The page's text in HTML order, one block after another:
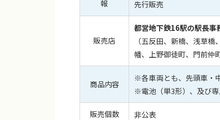
報
先行販売
販売店
都営地下鉄16駅の駅長事
（五反田、新橋、浅草
幡、上野御徒町、門前仲
商品内容
※各車両とも、先頭車・
※電池（単3形）、及び
販売個数 非公表